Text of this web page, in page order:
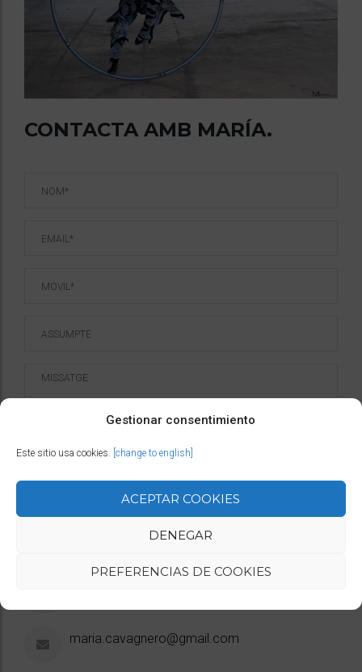
Gestionar consentimiento
Este sitio usa cookies. [change to english]
ACEPTAR COOKIES
DENEGAR
PREFERENCIAS DE COOKIES
CONTACTA AMB MARÍA.
Tarragona
maria.cavagnero@gmail.com